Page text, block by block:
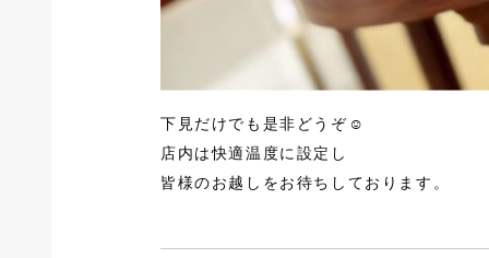
下見だけでも是非どうぞ☺︎
店内は快適温度に設定し
皆様のお越しをお待ちしております。